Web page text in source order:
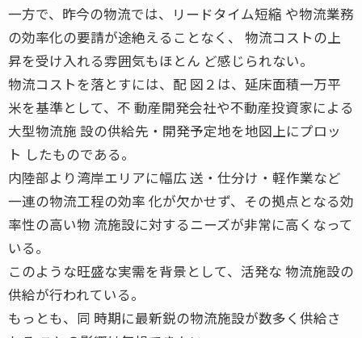
一方で、昨今の物流では、リードタイム短縮 や物流業務
の効率化の要請が途絶えることなく、 物流コストの上
昇を受け入れる雰囲気もほとん ど感じられない。
物流コストを落とすには、配 図２は、延床面積一万平
米を基準として、不 動産開発会社や不動産投資家による
大型物流施 設の供給先・開発予定地を地図上にプロッ
ト したものである。
内陸部より湾岸エリアに幅広 送・仕分け・軽作業など
一連の物流工程の効率 化が欠かせず、その拠点となる効
率性の高い物 流施設に対するニーズが非常に高くなって
いる。
このような旺盛な実需を背景として、活発な 物流施設の
供給が行われている。
もっとも、同 時期に最新鋭の物流施設が数多く供給さ